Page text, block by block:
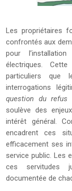
Les propriétaires
confrontés aux
pour
électriques.
particuliers que
interrogations
question du refus
soulève des
intérêt général.
encadrent ces
efficacement ses
service public. Les
ces servitudes
documentée de